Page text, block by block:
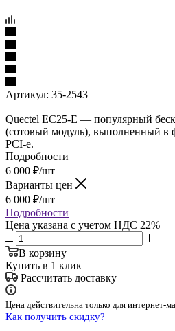
Артикул: 35-2543
Quectel EC25-E — популярный
(сотовый модуль), выполненный в
PCI-e.
Подробности
6 000 ₽/шт
Варианты цен
6 000 ₽/шт
Подробности
Цена указана с учетом НДС 22%
В корзину
Купить в 1 клик
Рассчитать доставку
Цена действительна только для интернет-
Как получить скидку?